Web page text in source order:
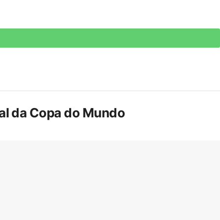
da Copa do Mundo